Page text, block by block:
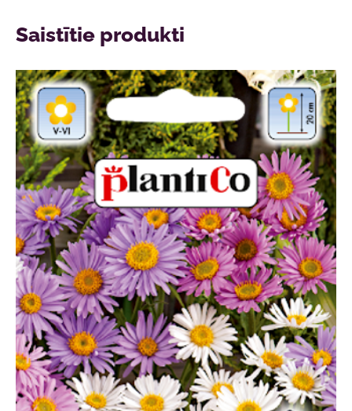
Saistītie produkti